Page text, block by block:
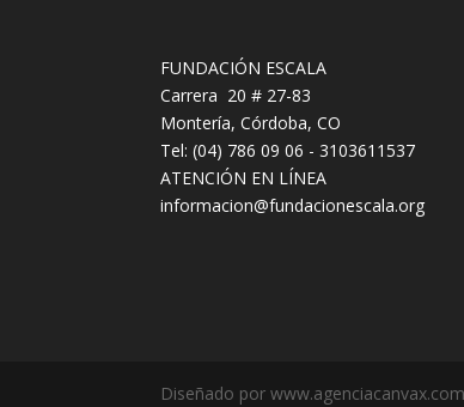
FUNDACIÓN ESCALA
Carrera 20 # 27-83
Montería, Córdoba, CO
Tel: (04) 786 09 06 - 3103611537
ATENCIÓN EN LÍNEA
informacion@fundacionescala.org
Diseñado por